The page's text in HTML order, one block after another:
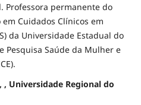
Professora permanente do
Cuidados Clínicos em
da Universidade Estadual do
Pesquisa Saúde da Mulher e
Universidade Regional do